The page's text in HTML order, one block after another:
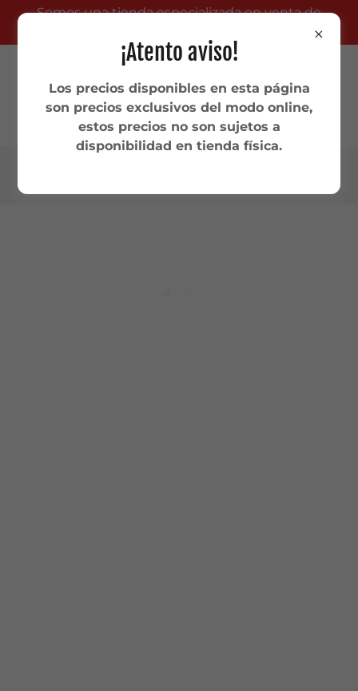
Somos una tienda especializada en venta de
¡Atento aviso!
Los precios disponibles en esta página
son precios exclusivos del modo online,
estos precios no son sujetos a
disponibilidad en tienda física.